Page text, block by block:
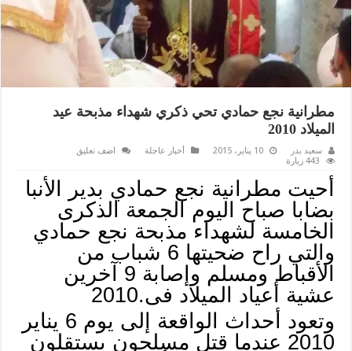
مطرانية نجع حمادي تحي ذكري شهداء مذبحة عيد
الميلاد 2010
سعيد بدر 10 يناير، 2015 أخبار عاجلة
اضف تعليق
443 زيارة
أحيت مطرانية نجع حمادي بدير الأنبا
بضابا صباح اليوم الجمعة الذكرى
الخامسة لشهداء مذبحة نجع حمادي
والتي راح ضحيتها 6 شباب من
الأقباط ومسلم وإصابة 9 آخرين
عشية أعياد الميلاد فى.2010
وتعود أحداث الواقعة إلى يوم 6 يناير
2010 عندما قتل مسلحون يستقلون